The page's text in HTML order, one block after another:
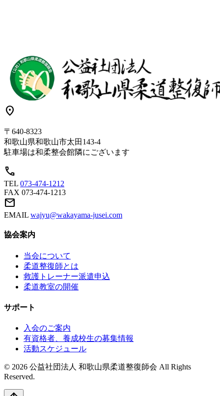
location_on
〒640-8323
和歌山県和歌山市太田143-4
駐車場は和柔整会館隣にございます
call
TEL 073-474-1212
FAX 073-474-1213
mail
EMAIL wajyu@wakayama-jusei.com
協会案内
当会について
柔道整復師とは
救護トレーナー派遣申込
柔道教室の開催
サポート
入会のご案内
有資格者、養成校生の募集情報
活動スケジュール
© 2026 公益社団法人 和歌山県柔道整復師会 All Rights
Reserved.